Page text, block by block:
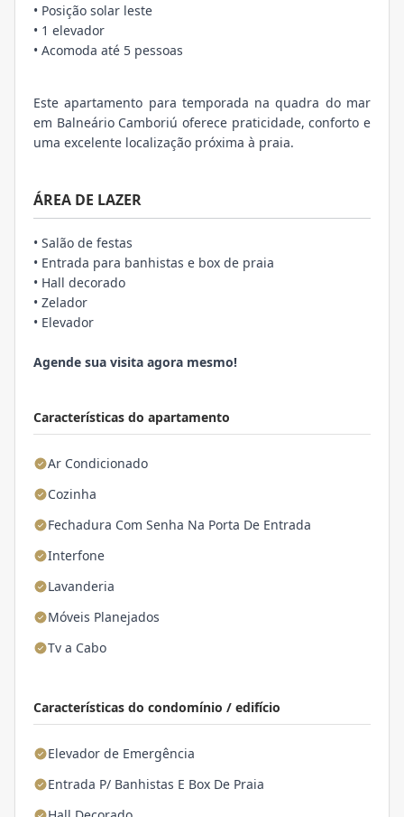
Características do apartamento
Ar Condicionado
Cozinha
Fechadura Com Senha Na Porta De Entrada
Interfone
Lavanderia
Móveis Planejados
Tv a Cabo
Características do condomínio / edifício
Elevador de Emergência
Entrada P/ Banhistas E Box De Praia
• Posição solar leste
• 1 elevador
• Acomoda até 5 pessoas
Este apartamento para temporada na quadra do mar
em Balneário Camboriú oferece praticidade, conforto e
uma excelente localização próxima à praia.
ÁREA DE LAZER
• Salão de festas
• Entrada para banhistas e box de praia
• Hall decorado
• Zelador
• Elevador
Agende sua visita agora mesmo!